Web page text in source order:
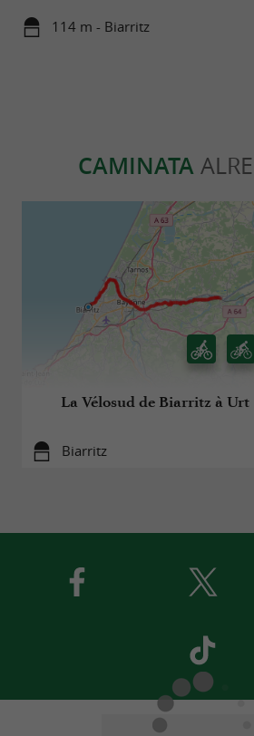
114 m - Biarritz
CAMINATA
La Vélosud de Biarritz à Urt
Biarritz